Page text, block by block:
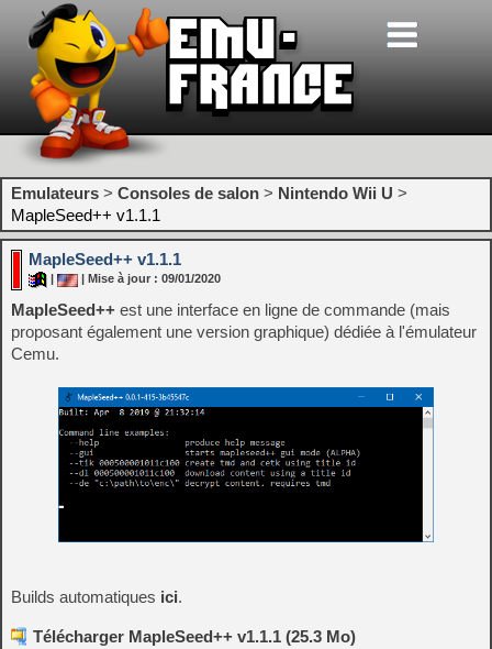
Emulateurs > Consoles de salon > Nintendo Wii U >
MapleSeed++ v1.1.1
MapleSeed++ v1.1.1
| Mise à jour : 09/01/2020
MapleSeed++ est une interface en ligne de commande (mais
proposant également une version graphique) dédiée à l'émulateur
Cemu.
Builds automatiques ici.
Télécharger MapleSeed++ v1.1.1 (25.3 Mo)